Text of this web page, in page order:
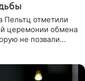
Пельтц отметили
церемонии обмена
не позвали